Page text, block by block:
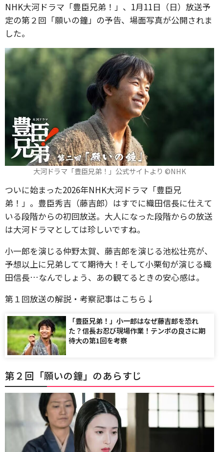
NHK大河ドラマ「豊臣兄弟！」、1月11日（日）放送予
定の第２回「願いの鐘」の予告、場面写真が公開されま
した。
大河ドラマ「豊臣兄弟！」公式サイトより ©️NHK
ついに始まった2026年NHK大河ドラマ「豊臣兄
弟！」。豊臣秀吉（藤吉郎）はすでに織田信長に仕えて
いる段階からの初回放送。大人になった段階からの放送
は大河ドラマとしては珍しいですね。
小一郎を演じる仲野太賀、藤吉郎を演じる池松壮亮が、
予想以上に兄弟してて期待大！そして小栗旬が演じる織
田信長…なんでしょう、あの観てるときの安心感は。
第１回放送の解説・考察記事はこちら↓
「豊臣兄弟！」小一郎はなぜ藤吉郎を恐れ
た？信長お忍び現場作業！テンポの良さに期
待大の第1回を考察
第２回「願いの鐘」のあらすじ